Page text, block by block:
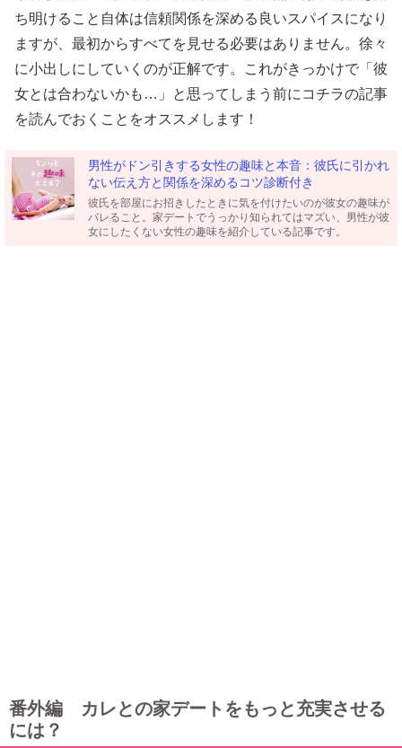
ち明けること自体は信頼関係を深める良いスパイスになり
ますが、最初からすべてを見せる必要はありません。徐々
に小出しにしていくのが正解です。これがきっかけで「彼
女とは合わないかも…」と思ってしまう前にコチラの記事
を読んでおくことをオススメします！
男性がドン引きする女性の趣味と本音：彼氏に引かれ
ない伝え方と関係を深めるコツ診断付き
彼氏を部屋にお招きしたときに気を付けたいのが彼女の趣味が
バレること。家デートでうっかり知られてはマズい、男性が彼
女にしたくない女性の趣味を紹介している記事です。
番外編 カレとの家デートをもっと充実させる
には？